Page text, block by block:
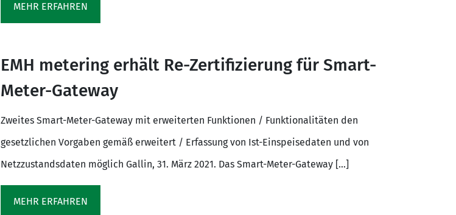
MEHR ERFAHREN
EMH metering erhält Re-Zertifizierung für Smart-
Meter-Gateway
Zweites Smart-Meter-Gateway mit erweiterten Funktionen / Funktionalitäten den
gesetzlichen Vorgaben gemäß erweitert / Erfassung von Ist-Einspeisedaten und von
Netzzustandsdaten möglich Gallin, 31. März 2021. Das Smart-Meter-Gateway […]
MEHR ERFAHREN